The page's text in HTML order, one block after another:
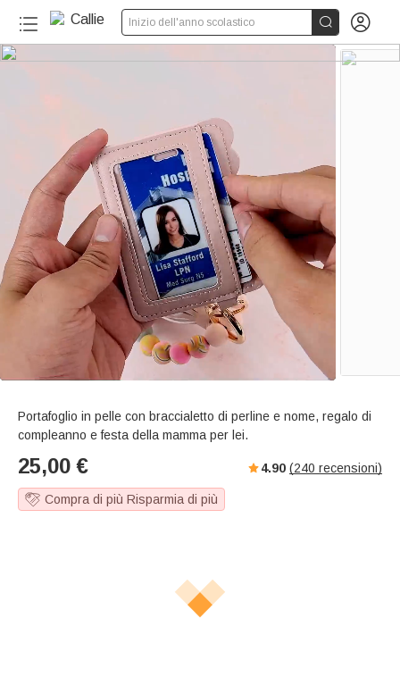
Inizio dell'anno scolastico  
Portafoglio in pelle con braccialetto di perline e nome, regalo di
compleanno e festa della mamma per lei.
25,00 € 4.90 (240 recensioni)
Compra di più Risparmia di più